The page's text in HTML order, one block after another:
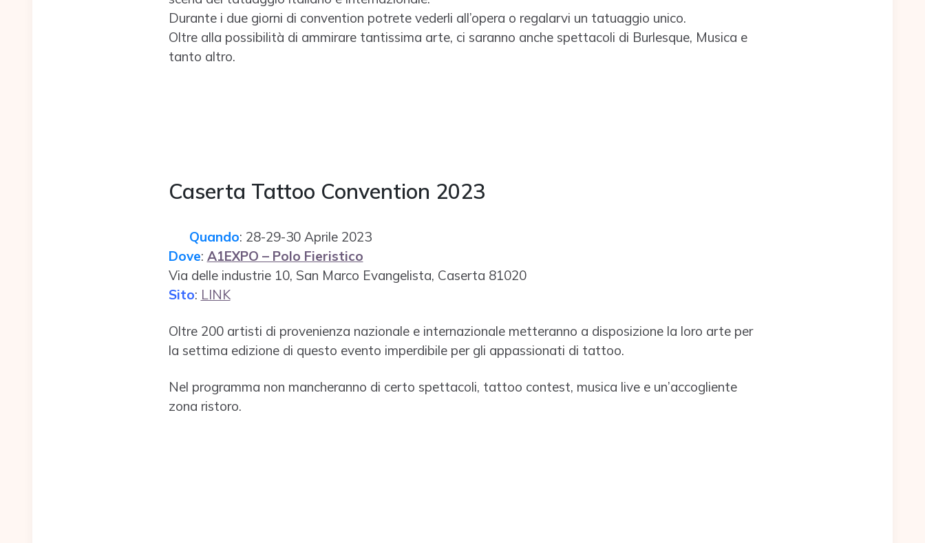
Durante i due giorni di convention potrete vederli all’opera o regalarvi un tatuaggio unico.
Oltre alla possibilità di ammirare tantissima arte, ci saranno anche spettacoli di Burlesque, Musica e
tanto altro.
Caserta Tattoo Convention 2023
Quando: 28-29-30 Aprile 2023
Dove: A1EXPO – Polo Fieristico
Via delle industrie 10, San Marco Evangelista, Caserta 81020
Sito: LINK
Oltre 200 artisti di provenienza nazionale e internazionale metteranno a disposizione la loro arte per
la settima edizione di questo evento imperdibile per gli appassionati di tattoo.
Nel programma non mancheranno di certo spettacoli, tattoo contest, musica live e un’accogliente
zona ristoro.